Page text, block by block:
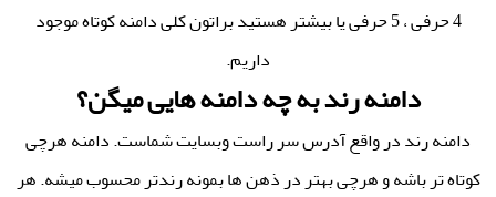
4 حرفی ، 5 حرفی یا بیشتر هستید براتون کلی دامنه کوتاه موجود
داریم.
دامنه رند به چه دامنه هایی میگن؟
دامنه رند در واقع آدرس سر راست وبسایت شماست. دامنه هرچی
کوتاه تر باشه و هرچی بهتر در ذهن ها بمونه رندتر محسوب میشه. هر